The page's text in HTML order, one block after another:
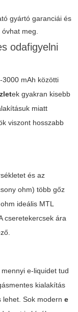
gyártó garanciái és
meg.
odafigyelni
3000 mAh közötti
ek gyakran kisebb
miatt
viszont hosszabb
és az
ohm) több gőz
ideális MTL
cseretekercsek ára
e-liquidet tud
kialakítás
lehet. Sok modern e